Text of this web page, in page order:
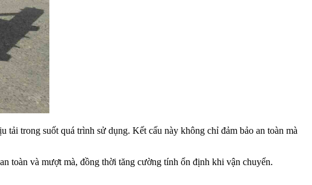
trong suốt quá trình sử dụng. Kết cấu này không chỉ đảm bảo an toàn mà
toàn và mượt mà, đồng thời tăng cường tính ổn định khi vận chuyển.